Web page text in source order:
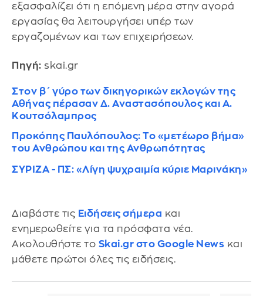
εξασφαλίζει ότι η επόμενη μέρα στην αγορά
εργασίας θα λειτουργήσει υπέρ των
εργαζομένων και των επιχειρήσεων.
Πηγή: skai.gr
Στον β΄ γύρο των δικηγορικών εκλογών της
Αθήνας πέρασαν Δ. Αναστασόπουλος και Α.
Κουτσόλαμπρος
Προκόπης Παυλόπουλος: Το «μετέωρο βήμα»
του Ανθρώπου και της Ανθρωπότητας
ΣΥΡΙΖΑ - ΠΣ: «Λίγη ψυχραιμία κύριε Μαρινάκη»
Διαβάστε τις Ειδήσεις σήμερα και
ενημερωθείτε για τα πρόσφατα νέα.
Ακολουθήστε το Skai.gr στο Google News και
μάθετε πρώτοι όλες τις ειδήσεις.